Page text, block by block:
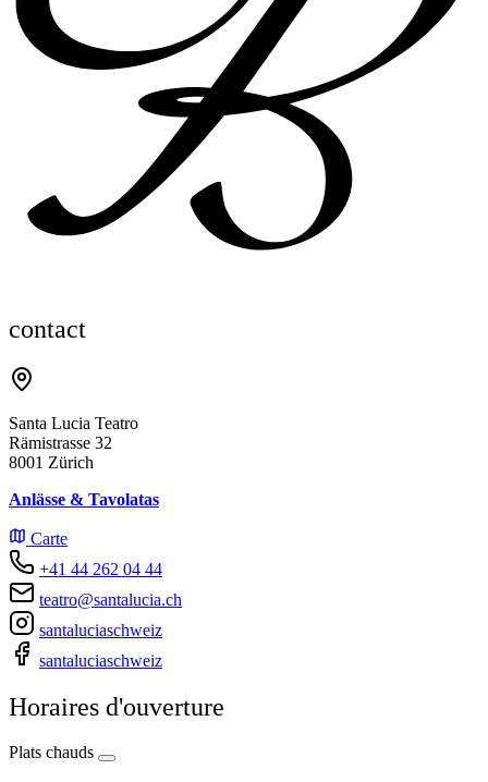
contact
Santa Lucia Teatro
Rämistrasse 32
8001 Zürich
Anlässe & Tavolatas
Carte
+41 44 262 04 44
teatro@santalucia.ch
santaluciaschweiz
santaluciaschweiz
Horaires d'ouverture
Plats chauds